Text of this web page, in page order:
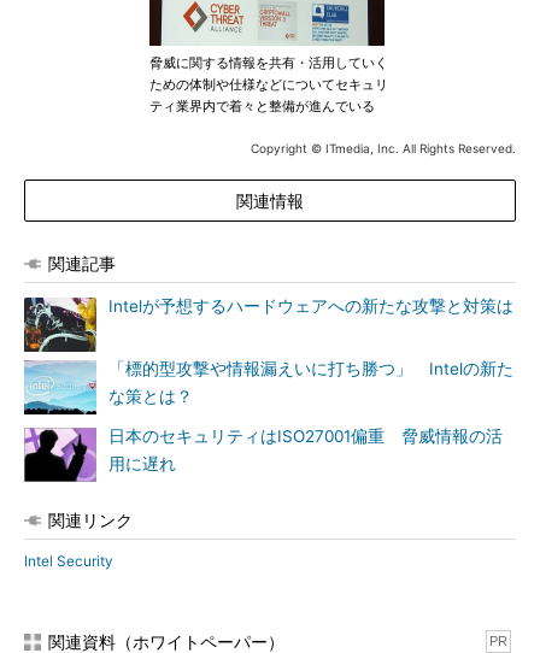
脅威に関する情報を共有・活用していく
ための体制や仕様などについてセキュリ
ティ業界内で着々と整備が進んでいる
Copyright © ITmedia, Inc. All Rights Reserved.
関連情報
関連記事
Intelが予想するハードウェアへの新たな攻撃と対策は
「標的型攻撃や情報漏えいに打ち勝つ」 Intelの新た
な策とは？
日本のセキュリティはISO27001偏重 脅威情報の活
用に遅れ
関連リンク
Intel Security
関連資料（ホワイトペーパー） PR